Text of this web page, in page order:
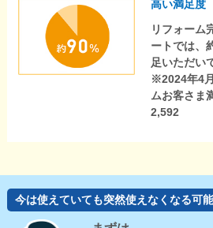
高い満足度
リフォーム
ートでは、
足いただい
※2024年4
ムお客さま
2,592
今は使えていても突然使えなくなる可